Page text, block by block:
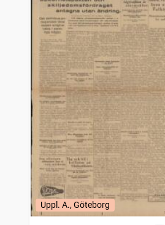
Uppl. A., Göteborg